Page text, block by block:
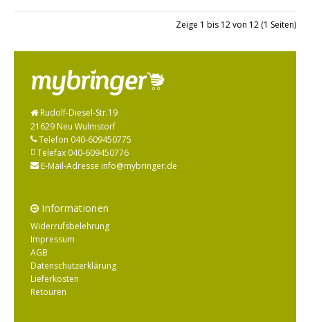
Zeige 1 bis 12 von 12 (1 Seiten)
Rudolf-Diesel-Str.19
21629 Neu Wulmstorf
Telefon 040-609450775
Telefax 040-609450776
E-Mail-Adresse info@mybringer.de
Informationen
Widerrufsbelehrung
Impressum
AGB
Datenschutzerklärung
Lieferkosten
Retouren